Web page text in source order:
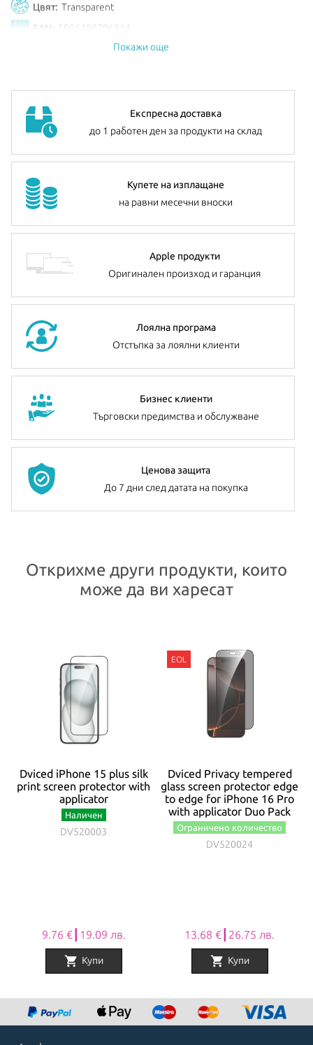
Цвят: Transparent
EAN:
5996488706914
Септември 2025
Покажи още
Експресна доставка
до 1 работен ден за продукти на склад
Купете на изплащане
на равни месечни вноски
Apple продукти
Оригинален произход и гаранция
Лоялна програма
Отстъпка за лоялни клиенти
Бизнес клиенти
Търговски предимства и обслужване
Ценова защита
До 7 дни след датата на покупка
Открихме други продукти, които
може да ви харесат
Dviced iPhone 15 plus silk
print screen protector with
applicator
Наличен
DV520003
9.76 €┃19.09 лв.
shopping_cart Купи
Dviced Privacy tempered
glass screen protector edge
to edge for iPhone 16 Pro
with applicator Duo Pack
Ограничено количество
DV520024
13.68 €┃26.75 лв.
shopping_cart Купи
8